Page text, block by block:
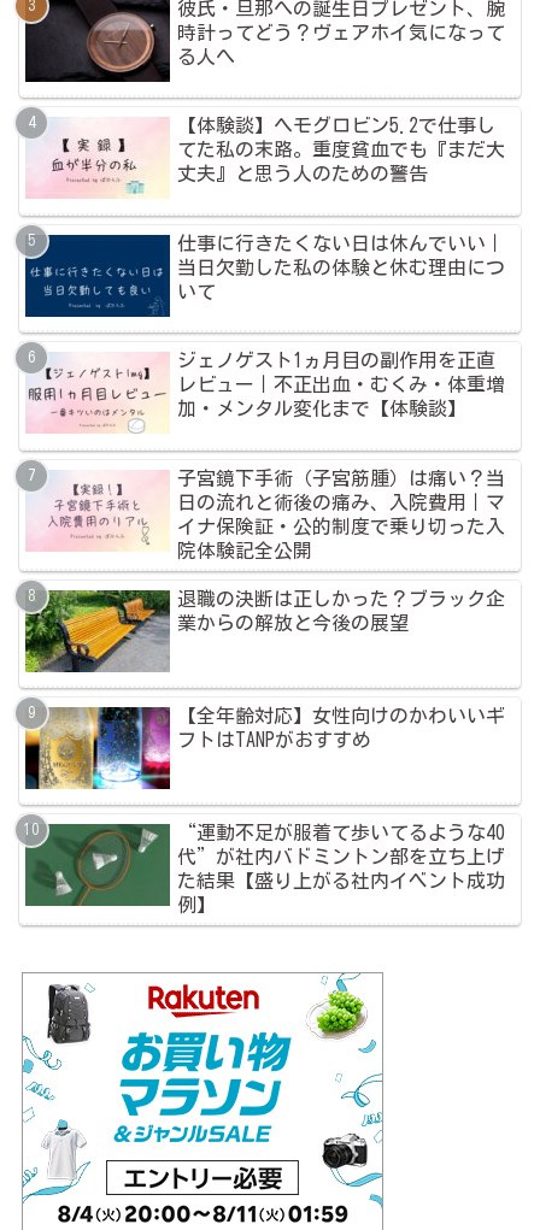
彼氏・旦那への誕生日プレゼント、腕
時計ってどう？ヴェアホイ気になって
る人へ
【体験談】ヘモグロビン5.2で仕事し
てた私の末路。重度貧血でも『まだ大
丈夫』と思う人のための警告
仕事に行きたくない日は休んでいい｜
当日欠勤した私の体験と休む理由につ
いて
ジェノゲスト1ヵ月目の副作用を正直
レビュー｜不正出血・むくみ・体重増
加・メンタル変化まで【体験談】
子宮鏡下手術（子宮筋腫）は痛い？当
日の流れと術後の痛み、入院費用｜マ
イナ保険証・公的制度で乗り切った入
院体験記全公開
退職の決断は正しかった？ブラック企
業からの解放と今後の展望
【全年齢対応】女性向けのかわいいギ
フトはTANPがおすすめ
“運動不足が服着て歩いてるような40
代”が社内バドミントン部を立ち上げ
た結果【盛り上がる社内イベント成功
例】